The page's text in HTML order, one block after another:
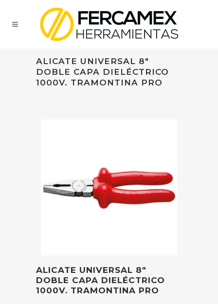
ALICATE UNIVERSAL 8"
DOBLE CAPA DIELÉCTRICO
1000V. TRAMONTINA PRO
ALICATE UNIVERSAL 8″
DOBLE CAPA DIELÉCTRICO
1000V. TRAMONTINA PRO